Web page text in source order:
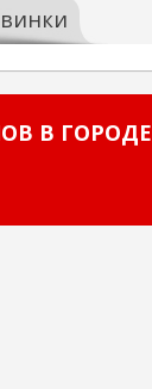
В ГОРОДЕ